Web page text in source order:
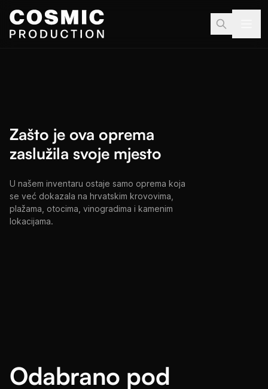
Preskoči na sadržaj
Zašto je ova oprema
zaslužila svoje mjesto
U našem inventaru ostaje samo oprema koja
se već dokazala na hrvatskim krovovima,
plažama, otocima, vinogradima i kamenim
lokacijama.
Odabrano pod